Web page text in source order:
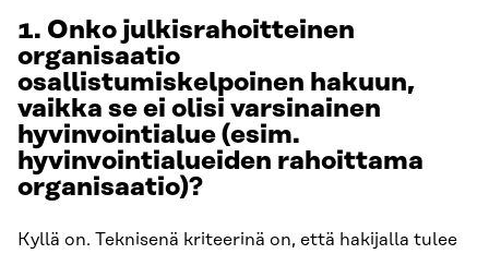
1. Onko julkisrahoitteinen
organisaatio
osallistumiskelpoinen hakuun,
vaikka se ei olisi varsinainen
hyvinvointialue (esim.
hyvinvointialueiden rahoittama
organisaatio)?
Kyllä on. Teknisenä kriteerinä on, että hakijalla tulee